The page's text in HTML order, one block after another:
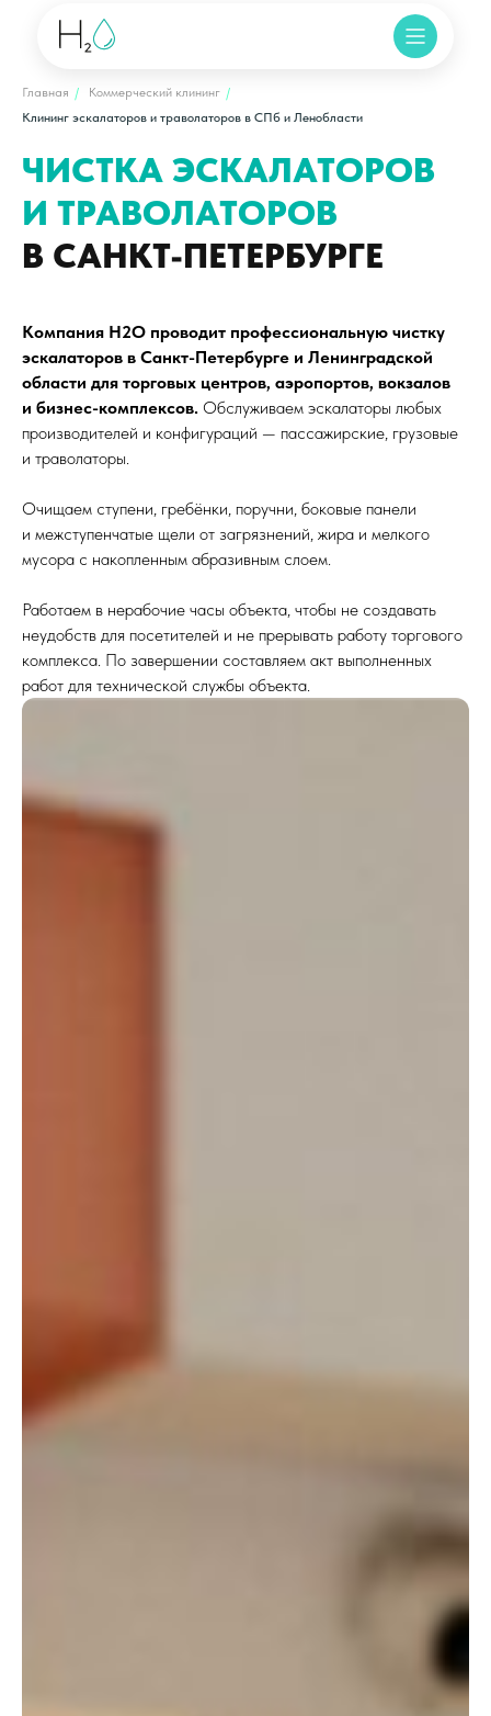
Главная / Коммерческий клининг /
Клининг эскалаторов и траволаторов в СПб и Ленобласти
ЧИСТКА ЭСКАЛАТОРОВ
И ТРАВОЛАТОРОВ
В САНКТ-ПЕТЕРБУРГЕ
Компания H2O проводит профессиональную чистку
эскалаторов в Санкт-Петербурге и Ленинградской
области для торговых центров, аэропортов, вокзалов
и бизнес-комплексов. Обслуживаем эскалаторы любых
производителей и конфигураций — пассажирские, грузовые
и траволаторы.
Очищаем ступени, гребёнки, поручни, боковые панели
и межступенчатые щели от загрязнений, жира и мелкого
мусора с накопленным абразивным слоем.
Работаем в нерабочие часы объекта, чтобы не создавать
неудобств для посетителей и не прерывать работу торгового
комплекса. По завершении составляем акт выполненных
работ для технической службы объекта.